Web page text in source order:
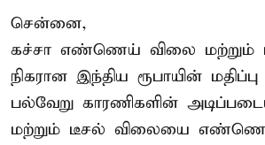
சென்னை,
கச்சா எண்ணெய் விலை மற்றும்
நிகரான இந்திய ரூபாயின்
பல்வேறு காரணிகளின்
மற்றும் டீசல் விலையை